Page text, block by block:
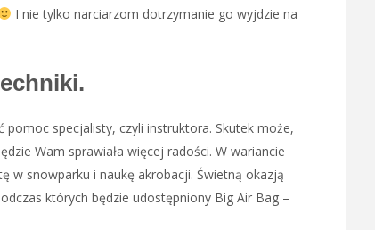
I nie tylko narciarzom dotrzymanie go wyjdzie na
specjalisty, czyli instruktora. Skutek może,
Wam sprawiała więcej radości. W wariancie
w snowparku i naukę akrobacji. Świetną okazją
których będzie udostępniony Big Air Bag –